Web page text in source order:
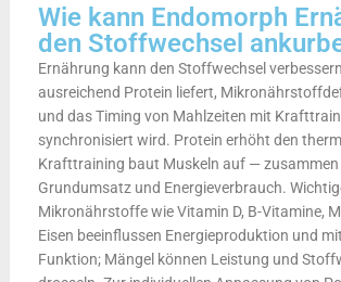
Wie kann Endomorph
den Stoffwechsel
Ernährung kann den Stoffwechsel
ausreichend Protein liefert,
und das Timing von Mahlzeiten mit
synchronisiert wird. Protein erhöht den
Krafttraining baut Muskeln auf — zusammen
Grundumsatz und Energieverbrauch.
Mikronährstoffe wie Vitamin D, B-Vitamine,
Eisen beeinflussen Energieproduktion und
Funktion; Mängel können Leistung und